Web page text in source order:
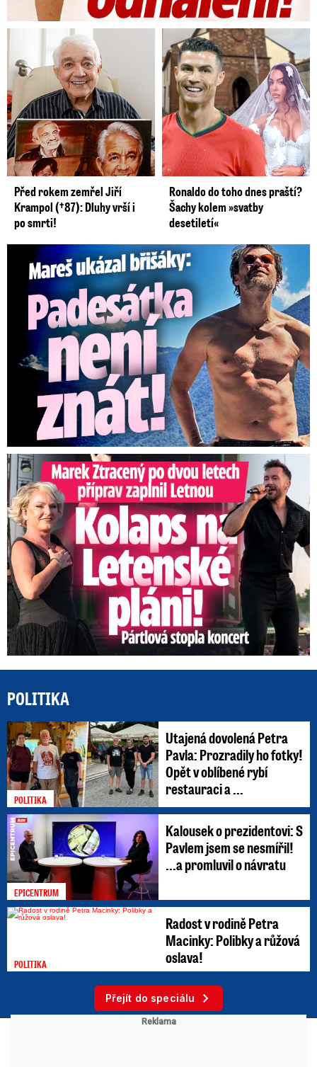
Před rokem zemřel Jiří
Krampol (†87): Dluhy vrší i
po smrti!
Ronaldo do toho dnes praští?
Šachy kolem »svatby
desetiletí«
Mareš v dokonalé formě ukázal břišáky: Padesátka není znát
Marek Ztracený na Letné: Pártlová stopla koncert
POLITIKA
POLITIKA
Utajená dovolená Petra
Pavla: Prozradily ho fotky!
Opět v oblíbené rybí
restauraci a ...
EPICENTRUM
Kalousek o prezidentovi: S
Pavlem jsem se nesmířil!
...a promluvil o návratu
POLITIKA
Radost v rodině Petra
Macinky: Polibky a růžová
oslava!
Přejít do speciálu